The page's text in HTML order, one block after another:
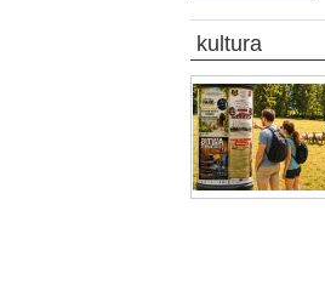
kultura